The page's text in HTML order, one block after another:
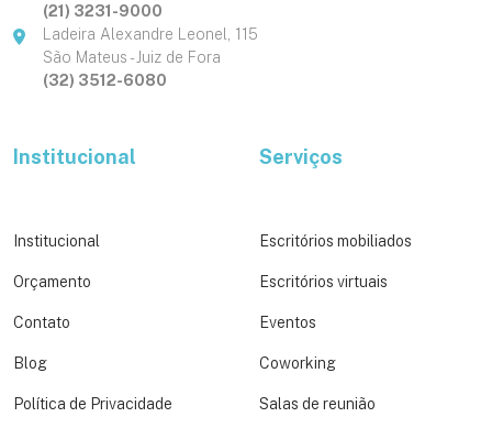
(21) 3231-9000
Ladeira Alexandre Leonel, 115
São Mateus - Juiz de Fora
(32) 3512-6080
Institucional
Institucional
Orçamento
Contato
Blog
Política de Privacidade
Serviços
Escritórios mobiliados
Escritórios virtuais
Eventos
Coworking
Salas de reunião